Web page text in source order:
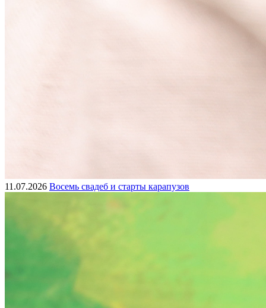
11.07.2026 Восемь свадеб и старты карапузов